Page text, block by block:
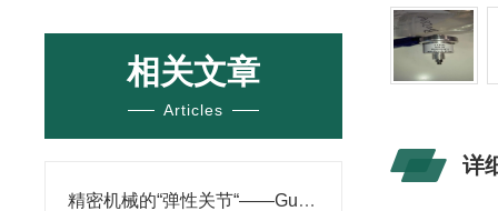
相关文章
Articles
精密机械的“弹性关节“——Gutekunst弹簧在装备制造中的应用
详